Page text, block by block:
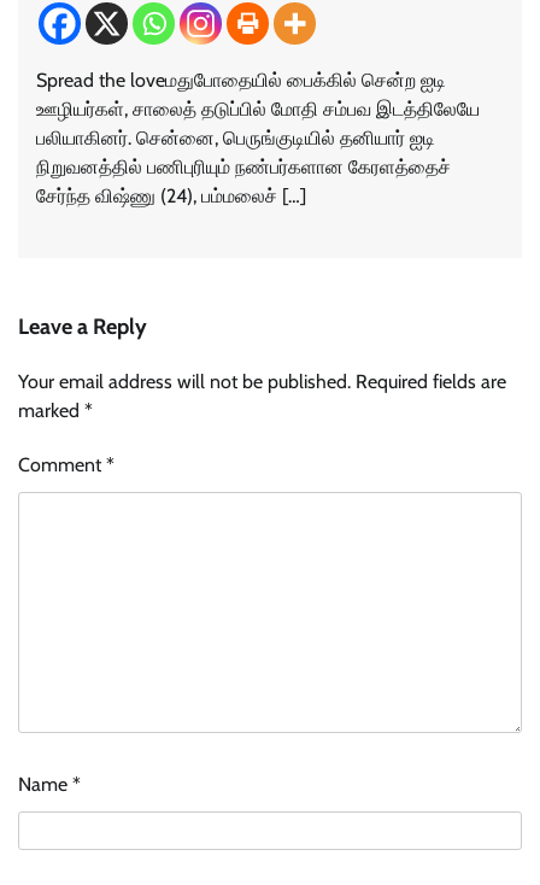
Spread the loveமதுபோதையில் பைக்கில் சென்ற ஐடி
ஊழியர்கள், சாலைத் தடுப்பில் மோதி சம்பவ இடத்திலேயே
பலியாகினர். சென்னை, பெருங்குடியில் தனியார் ஐடி
நிறுவனத்தில் பணிபுரியும் நண்பர்களான கேரளத்தைச்
சேர்ந்த விஷ்ணு (24), பம்மலைச் […]
Leave a Reply
Your email address will not be published. Required fields are
marked *
Comment*
Name *